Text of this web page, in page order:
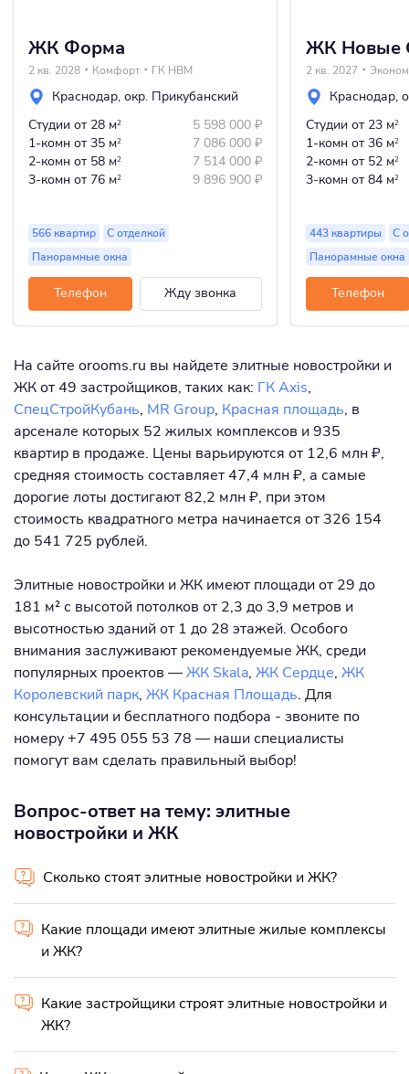
ЖК Форма
2 кв. 2028 Комфорт ГК НВМ
Краснодар, окр. Прикубанский
Студии от 28 м2 5 598 000 ₽
1-комн от 35 м2 7 086 000 ₽
2-комн от 58 м2 7 514 000 ₽
3-комн от 76 м2 9 896 900 ₽
566 квартир
С отделкой
Панорамные окна
Телефон Жду звонка
ЖК Новые
2 кв. 2027 Эконом
Краснодар,
Студии от 23 м2
1-комн от 36 м2
2-комн от 52 м2
3-комн от 84 м2
443 квартиры
С
Панорамные окна
Телефон
На сайте orooms.ru вы найдете элитные новостройки и
ЖК от 49 застройщиков, таких как: ГК Axis,
СпецСтройКубань, MR Group, Красная площадь, в
арсенале которых 52 жилых комплексов и 935
квартир в продаже. Цены варьируются от 12,6 млн ₽,
средняя стоимость составляет 47,4 млн ₽, а самые
дорогие лоты достигают 82,2 млн ₽, при этом
стоимость квадратного метра начинается от 326 154
до 541 725 рублей.
Элитные новостройки и ЖК имеют площади от 29 до
181 м² с высотой потолков от 2,3 до 3,9 метров и
высотностью зданий от 1 до 28 этажей. Особого
внимания заслуживают рекомендуемые ЖК, среди
популярных проектов —ЖК Skala, ЖК Сердце, ЖК
Королевский парк, ЖК Красная Площадь. Для
консультации и бесплатного подбора - звоните по
номеру +7 495 055 53 78 — наши специалисты
помогут вам сделать правильный выбор!
Вопрос-ответ на тему: элитные
новостройки и ЖК
Сколько стоят элитные новостройки и ЖК?
Какие площади имеют элитные жилые комплексы
и ЖК?
Какие застройщики строят элитные новостройки и
ЖК?